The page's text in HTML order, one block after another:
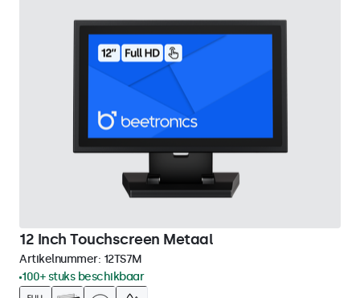
12 Inch Touchscreen Metaal
Artikelnummer: 12TS7M
100+ stuks beschikbaar